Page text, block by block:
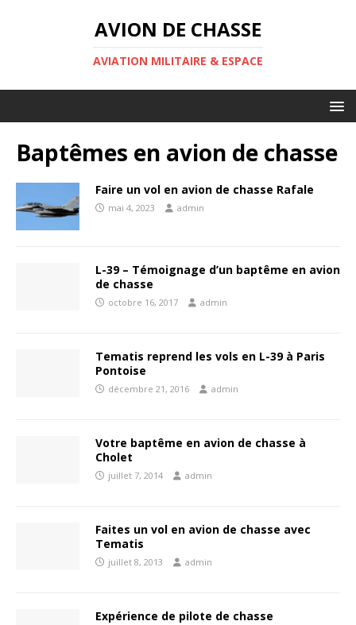
AVION DE CHASSE
AVIATION MILITAIRE & ESPACE
Baptêmes en avion de chasse
Faire un vol en avion de chasse Rafale
mai 4, 2023 admin
L-39 – Témoignage d’un baptême en avion
de chasse
octobre 16, 2017 admin
Tematis reprend les vols en L-39 à Paris
Pontoise
décembre 21, 2016 admin
Votre baptême en avion de chasse à
Cholet
juillet 7, 2014 admin
Faites un vol en avion de chasse avec
Tematis
juillet 8, 2013 admin
Expérience de pilote de chasse